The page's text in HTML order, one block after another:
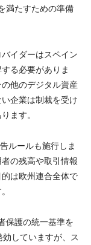
満たすための準備
イダーはスペイン
る必要がありま
他のデジタル資産
企業は制裁を受け
ます。
ルールも施行しま
の残高や取引情報
は欧州連合全体で
保護の統一基準を
していますが、ス